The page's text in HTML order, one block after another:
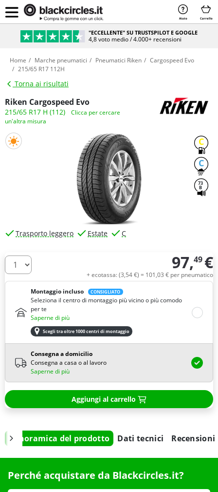
Aiuto Carrello
"ECCELLENTE" SU TRUSTSPILOT E GOOGLE
4,8 voto medio / 4.000+ recensioni
Home Marche pneumatici Pneumatici Riken
Cargospeed Evo
215/65 R17 112H
Torna ai risultati
Riken Cargospeed Evo
215/65 R17 H (112)
Clicca per cercare
un'altra misura
C
C
73
B
Trasporto leggero Estate C
Quantità 97,49 €
+ ecotassa: (3,54€) = 101,03 € per pneumatico
Montaggio incluso
CONSIGLIATO
Seleziona il centro di montaggio più vicino o più comodo
per te
Saperne di più
Scegli tra oltre 1000 centri di montaggio
Consegna a domicilio
Consegna a casa o al lavoro
Saperne di più
Aggiungi al carrello
Panoramica del prodotto Dati tecnici Recensioni
Perché acquistare da Blackcircles.it?